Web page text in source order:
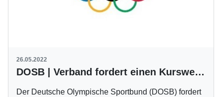
26.05.2022
DOSB | Verband fordert einen Kurswechsel
Der Deutsche Olympische Sportbund (DOSB) fordert